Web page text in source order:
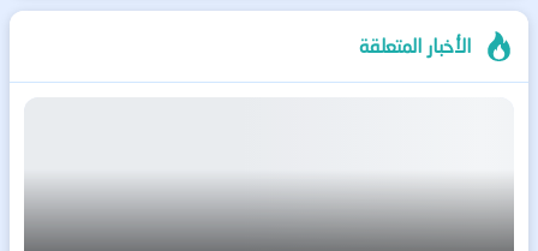
الأخبار المتعلقة